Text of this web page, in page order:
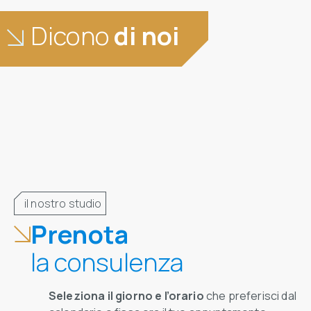
Diconodi noi
il nostro studio
Prenota
la consulenza
Seleziona il giorno e l’orarioche preferisci dal